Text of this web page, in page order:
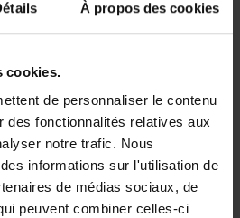
À propos des cookies
cookies.
de personnaliser le contenu
des fonctionnalités relatives aux
notre trafic. Nous
informations sur l'utilisation de
de médias sociaux, de
peuvent combiner celles-ci
Safaris au
Botswana et